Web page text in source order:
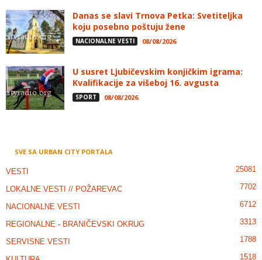
Danas se slavi Trnova Petka: Svetiteljka
koju posebno poštuju žene
NACIONALNE VESTI 08/08/2026
U susret Ljubičevskim konjičkim igrama:
Kvalifikacije za višeboj 16. avgusta
SPORT 08/08/2026
SVE SA URBAN CITY PORTALA
VESTI 25081
LOKALNE VESTI // POŽAREVAC 7702
NACIONALNE VESTI 6712
REGIONALNE - BRANIČEVSKI OKRUG 3313
SERVISNE VESTI 1788
1518